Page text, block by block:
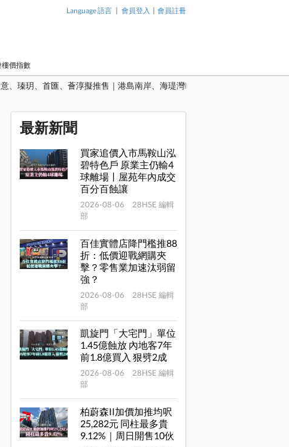
Language 語言 | 會員登入 | 會員註冊
樓價指數
、瑧玥、首匯、薈淳擬推售｜港島南岸、海瑅灣I及牛池灣項目陸續登場
最新新聞
買家追價入市馬鞍山泓
碧特色戶 原業主仍輸4
球離場丨屋苑年內成交
百分百蝕讓
2026-08-06 28HSE 編輯
部
百佳實體店降門檻推88
折：低價迎戰網購夾
擊？零售業加速汰弱留
強？
2026-08-06 28HSE 編輯
部
凱旋門「大宅門」單位
1.45億蝕放 內地客7年
前1.8億買入 狠劈2成
2026-08-06 28HSE 編輯
部
柏蔚森II加價加推均呎
25,282元 同柱最多貴
9.12%｜周日開售10伙